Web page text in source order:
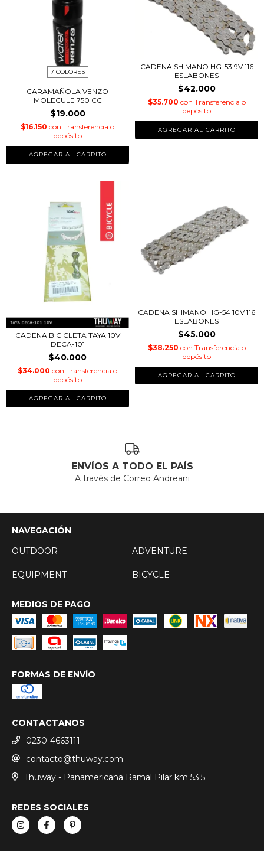
7 COLORES
CARAMAÑOLA VENZO
MOLECULE 750 CC
$19.000
$16.150 con Transferencia o
depósito
AGREGAR AL CARRITO
CADENA SHIMANO HG-53 9V 116
ESLABONES
$42.000
$35.700 con Transferencia o
depósito
CADENA BICICLETA TAYA 10V
DECA-101
$40.000
$34.000 con Transferencia o
depósito
CADENA SHIMANO HG-54 10V 116
ESLABONES
$45.000
$38.250 con Transferencia o
depósito
ENVÍOS A TODO EL PAÍS
A través de Correo Andreani
NAVEGACIÓN
OUTDOOR
ADVENTURE
EQUIPMENT BICYCLE
MEDIOS DE PAGO
FORMAS DE ENVÍO
CONTACTANOS
0230-4663111
contacto@thuway.com
Thuway - Panamericana Ramal Pilar km 53.5
REDES SOCIALES